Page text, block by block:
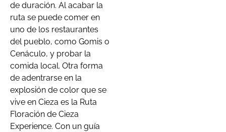
de duración. Al acabar la
ruta se puede comer en
uno de los restaurantes
del pueblo, como Gomis o
Cenáculo, y probar la
comida local. Otra forma
de adentrarse en la
explosión de color que se
vive en Cieza es la Ruta
Floración de Cieza
Experience. Con un guía